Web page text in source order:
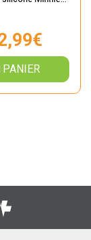
PANIER